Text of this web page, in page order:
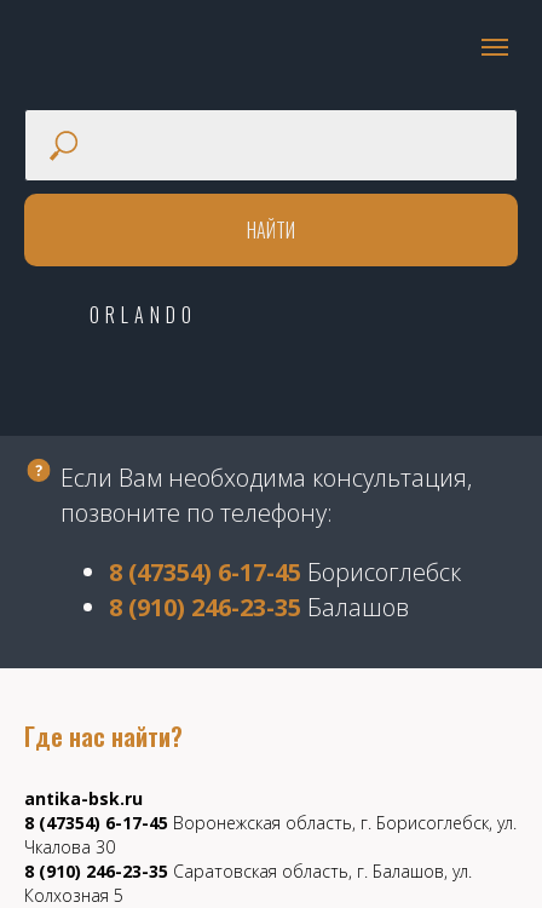
НАЙТИ
ORLANDO
Если Вам необходима консультация,
позвоните по телефону:
8 (47354) 6-17-45 Борисоглебск
8 (910) 246-23-35 Балашов
Где нас найти?
antika-bsk.ru
8 (47354) 6-17-45 Воронежская область, г. Борисоглебск, ул.
Чкалова 30
8 (910) 246-23-35 Саратовская область, г. Балашов, ул.
Колхозная 5